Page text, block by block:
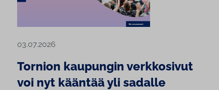
03.07.2026
Tornion kaupungin verkkosivut
voi nyt kääntää yli sadalle